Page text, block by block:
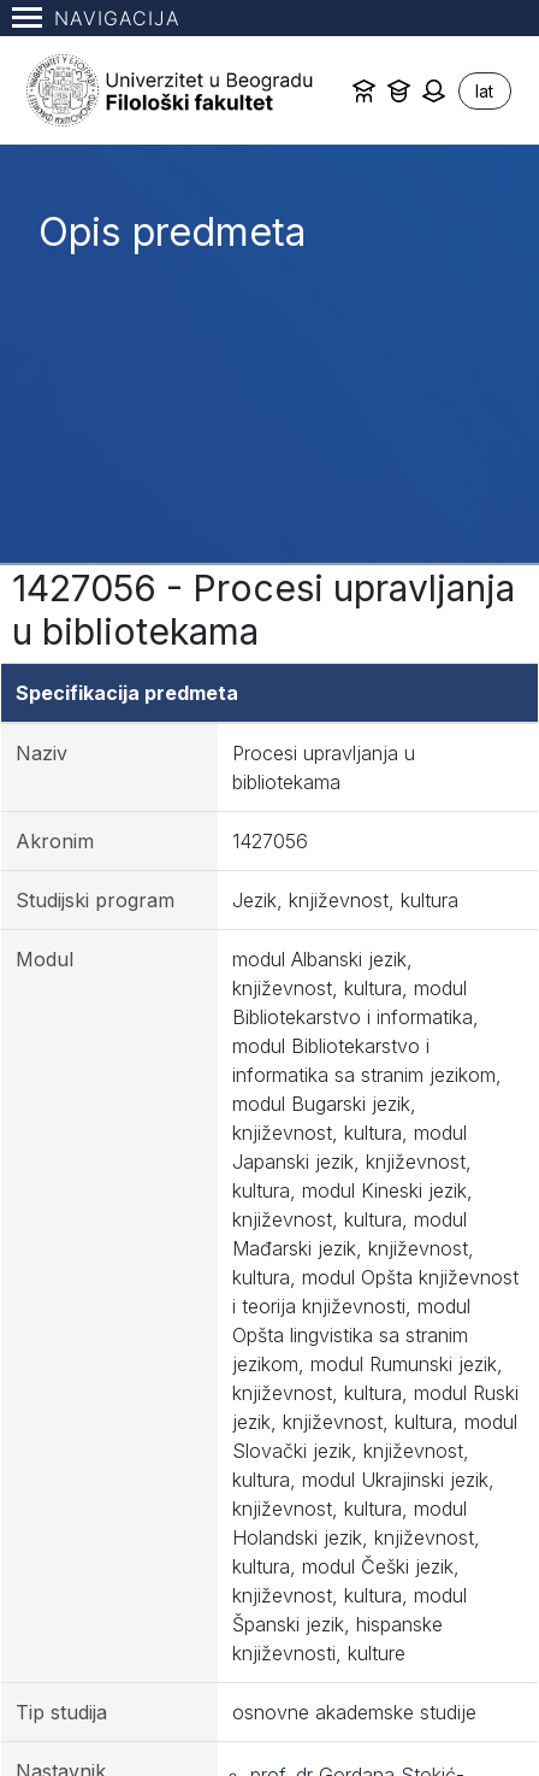
NAVIGACIJA
lat
Opis predmeta
1427056 - Procesi upravljanja
u bibliotekama
Specifikacija predmeta
Naziv
Procesi upravljanja u
bibliotekama
Akronim 1427056
Studijski program Jezik, književnost, kultura
Modul
modul Albanski jezik,
književnost, kultura, modul
Bibliotekarstvo i informatika,
modul Bibliotekarstvo i
informatika sa stranim jezikom,
modul Bugarski jezik,
književnost, kultura, modul
Japanski jezik, književnost,
kultura, modul Kineski jezik,
književnost, kultura, modul
Mađarski jezik, književnost,
kultura, modul Opšta književnost
i teorija književnosti, modul
Opšta lingvistika sa stranim
jezikom, modul Rumunski jezik,
književnost, kultura, modul Ruski
jezik, književnost, kultura, modul
Slovački jezik, književnost,
kultura, modul Ukrajinski jezik,
književnost, kultura, modul
Holandski jezik, književnost,
kultura, modul Češki jezik,
književnost, kultura, modul
Španski jezik, hispanske
književnosti, kulture
Tip studija osnovne akademske studije
Nastavnik